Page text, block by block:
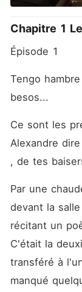
Chapitre 1
Épisode 1
Tengo
besos...
Ce sont les
Alexandre
, de tes
Par une
devant la
récitant un
C'était la
transféré à
manqué